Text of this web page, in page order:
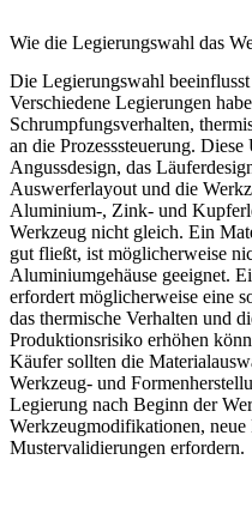
Wie die Legierungswahl das
Die Legierungswahl
Verschiedene Legierungen
Schrumpfungsverhalten,
an die Prozesssteuerung.
Angussdesign, das
Auswerferlayout und die
Aluminium-, Zink- und
Werkzeug nicht gleich. Ein
gut fließt, ist möglicherweise
Aluminiumgehäuse geeignet.
erfordert möglicherweise eine
das thermische Verhalten und
Produktionsrisiko erhöhen
Käufer sollten die
Werkzeug- und
Legierung nach Beginn der
Werkzeugmodifikationen, neue
Mustervalidierungen erfordern.